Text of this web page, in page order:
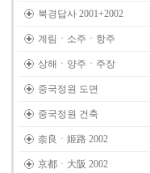
북경답사 2001+2002
계림ㆍ소주ㆍ항주
상해ㆍ양주ㆍ주장
중국정원 도면
중국정원 건축
奈良ㆍ姬路 2002
京都ㆍ大阪 2002